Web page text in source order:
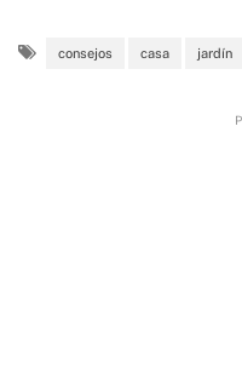
consejos casa jardín